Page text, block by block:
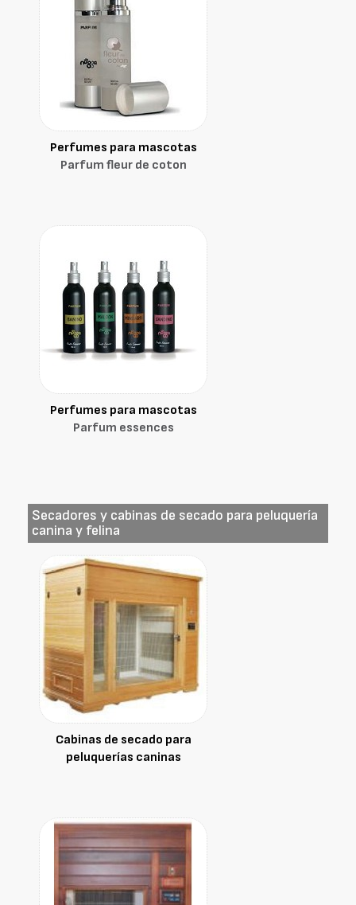
Perfumes para mascotas
Parfum fleur de coton
Perfumes para mascotas
Parfum essences
Secadores y cabinas de secado para peluquería
canina y felina
Cabinas de secado para
peluquerías caninas